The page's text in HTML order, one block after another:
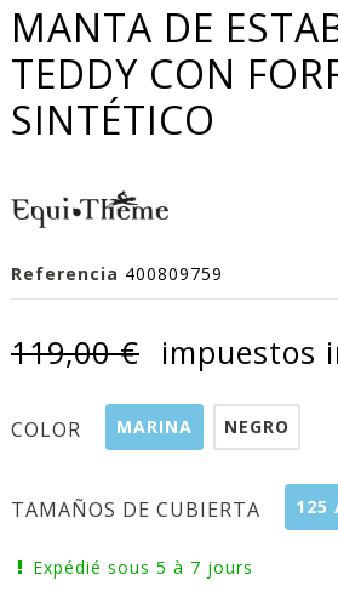
MANTA DE
TEDDY CON
SINTÉTICO
Referencia 400809759
119,00 € impuestos
COLOR MARINA NEGRO
TAMAÑOS DE CUBIERTA 125
Expédié sous 5 à 7 jours